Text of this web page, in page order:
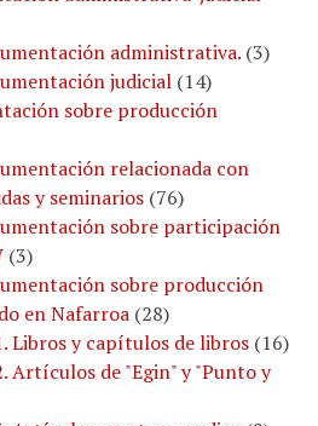
administrativa. (3)
judicial (14)
sobre producción
relacionada con
y seminarios (76)
sobre participación
(3)
sobre producción
en Nafarroa (28)
Libros y capítulos de libros (16)
Artículos de "Egin" y "Punto y